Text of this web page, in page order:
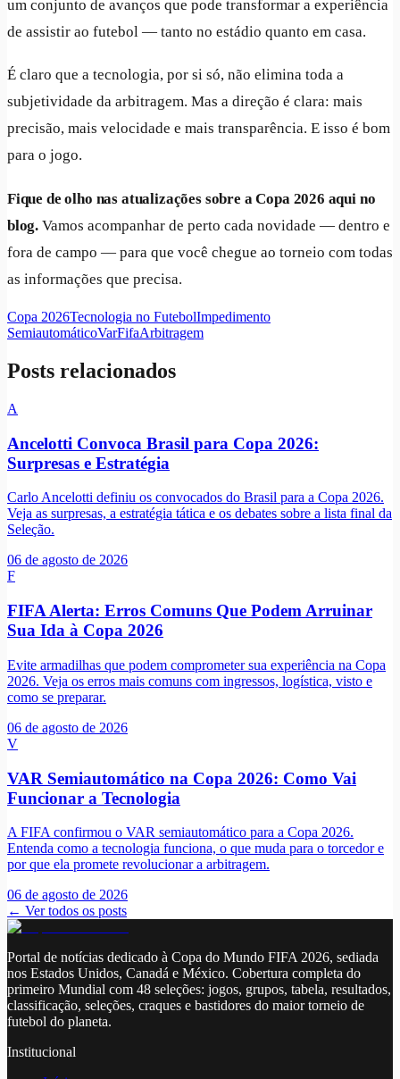
um conjunto de avanços que pode transformar a experiência
de assistir ao futebol — tanto no estádio quanto em casa.
É claro que a tecnologia, por si só, não elimina toda a
subjetividade da arbitragem. Mas a direção é clara: mais
precisão, mais velocidade e mais transparência. E isso é bom
para o jogo.
Fique de olho nas atualizações sobre a Copa 2026 aqui no
blog. Vamos acompanhar de perto cada novidade — dentro e
fora de campo — para que você chegue ao torneio com todas
as informações que precisa.
Copa 2026Tecnologia no FutebolImpedimento
SemiautomáticoVarFifaArbitragem
Posts relacionados
A
Ancelotti Convoca Brasil para Copa 2026:
Surpresas e Estratégia
Carlo Ancelotti definiu os convocados do Brasil para a Copa 2026.
Veja as surpresas, a estratégia tática e os debates sobre a lista final da
Seleção.
06 de agosto de 2026
F
FIFA Alerta: Erros Comuns Que Podem Arruinar
Sua Ida à Copa 2026
Evite armadilhas que podem comprometer sua experiência na Copa
2026. Veja os erros mais comuns com ingressos, logística, visto e
como se preparar.
06 de agosto de 2026
V
VAR Semiautomático na Copa 2026: Como Vai
Funcionar a Tecnologia
A FIFA confirmou o VAR semiautomático para a Copa 2026.
Entenda como a tecnologia funciona, o que muda para o torcedor e
por que ela promete revolucionar a arbitragem.
06 de agosto de 2026
← Ver todos os posts
Portal de notícias dedicado à Copa do Mundo FIFA 2026, sediada
nos Estados Unidos, Canadá e México. Cobertura completa do
primeiro Mundial com 48 seleções: jogos, grupos, tabela, resultados,
classificação, seleções, craques e bastidores do maior torneio de
futebol do planeta.
Institucional